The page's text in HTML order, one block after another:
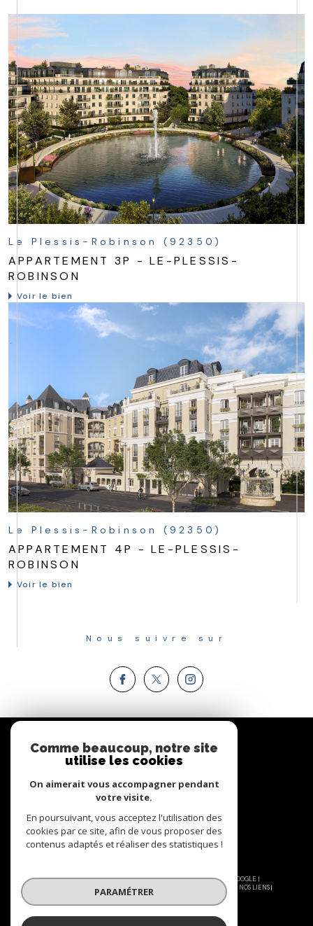
Le Plessis-Robinson (92350)
APPARTEMENT 3P - LE-PLESSIS-
ROBINSON
Voir le bien
Le Plessis-Robinson (92350)
APPARTEMENT 4P - LE-PLESSIS-
ROBINSON
Voir le bien
Nous suivre sur
PROPRIÉTAIRE
Se connecter
© 2026 | TOUS DROITS RÉSERVÉS | TRADUCTION POWERED BY GOOGLE |
PLAN DU SITE MENTIONS LÉGALES ADMIN
NOS LIENS
POLITIQUE RGPD
Comme beaucoup, notre site
utilise les cookies
On aimerait vous accompagner pendant
votre visite.
En poursuivant, vous acceptez l'utilisation des
cookies par ce site, afin de vous proposer des
contenus adaptés et réaliser des statistiques !
PARAMÉTRER